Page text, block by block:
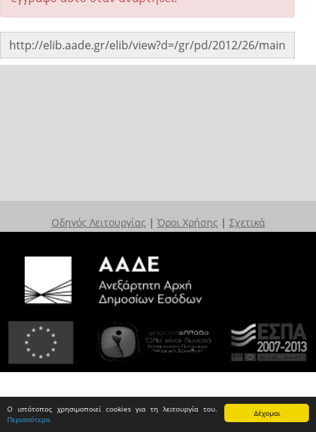
Δέχομαι
Ο ιστότοπος χρησιμοποιεί cookies για τη λειτουργία του.
Περισσότερα
Οδηγός Λειτουργίας | Όροι Χρήσης | Σχετικά